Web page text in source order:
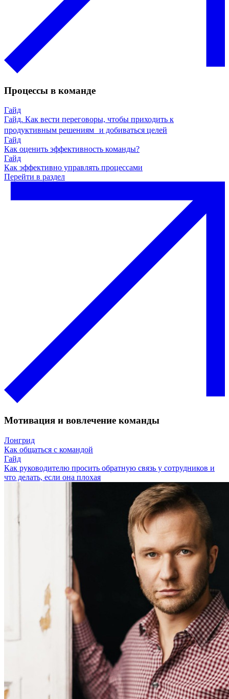
Процессы в команде
Гайд
Гайд. Как вести переговоры, чтобы приходить к
продуктивным решениям и добиваться целей
Гайд
Как оценить эффективность команды?
Гайд
Как эффективно управлять процессами
Перейти в раздел
Мотивация и вовлечение команды
Лонгрид
Как общаться с командой
Гайд
Как руководителю просить обратную связь у сотрудников и
что делать, если она плохая